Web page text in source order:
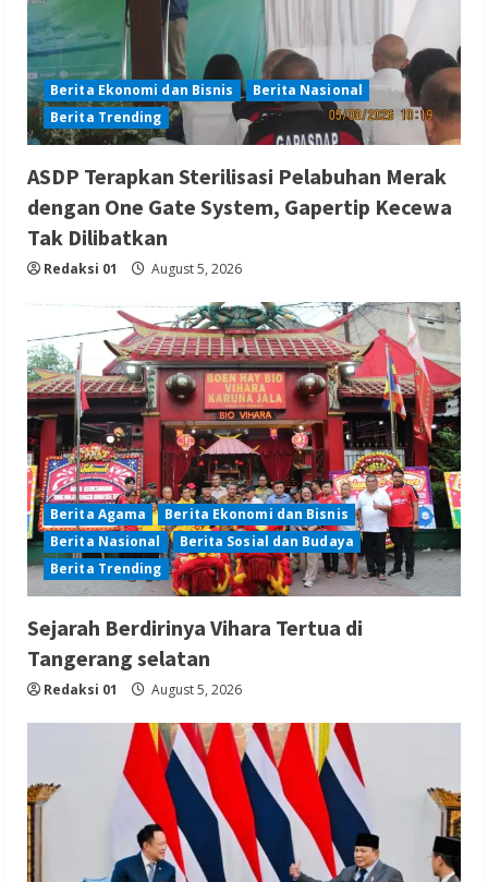
Berita Ekonomi dan Bisnis
Berita Nasional
Berita Trending
ASDP Terapkan Sterilisasi Pelabuhan Merak
dengan One Gate System, Gapertip Kecewa
Tak Dilibatkan
Redaksi 01 August 5, 2026
Berita Agama
Berita Ekonomi dan Bisnis
Berita Nasional
Berita Sosial dan Budaya
Berita Trending
Sejarah Berdirinya Vihara Tertua di
Tangerang selatan
Redaksi 01 August 5, 2026